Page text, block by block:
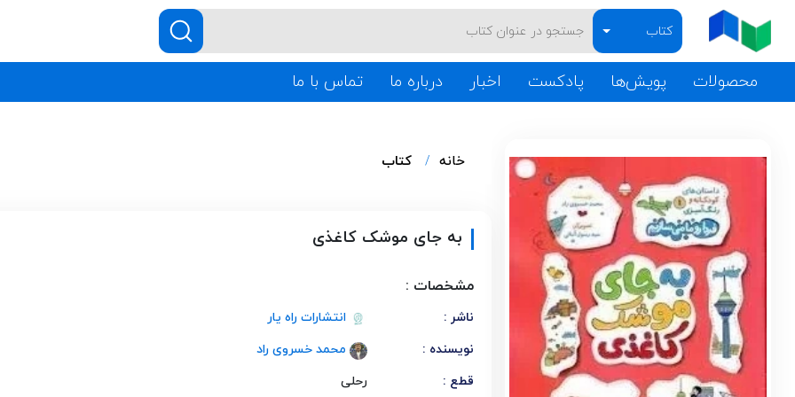
کتاب
محصولات پویش‌ها پادکست اخبار درباره ما تماس با ما
خانه کتاب
به جای موشک کاغذی
مشخصات :
ناشر :
انتشارات راه یار
نویسنده :
محمد خسروی راد
قطع :
رحلی